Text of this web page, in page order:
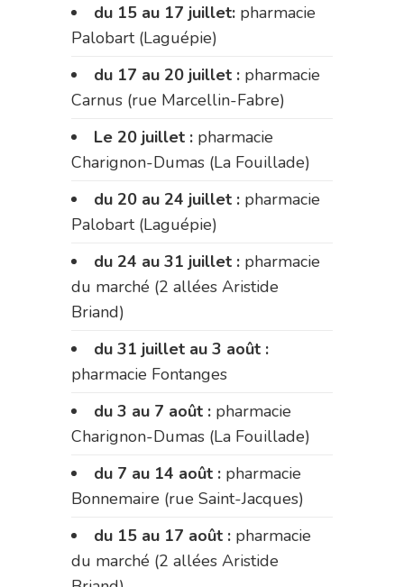
du 15 au 17 juillet: pharmacie
Palobart (Laguépie)
du 17 au 20 juillet : pharmacie
Carnus (rue Marcellin-Fabre)
Le 20 juillet : pharmacie
Charignon-Dumas (La Fouillade)
du 20 au 24 juillet : pharmacie
Palobart (Laguépie)
du 24 au 31 juillet : pharmacie
du marché (2 allées Aristide
Briand)
du 31 juillet au 3 août :
pharmacie Fontanges
du 3 au 7 août : pharmacie
Charignon-Dumas (La Fouillade)
du 7 au 14 août : pharmacie
Bonnemaire (rue Saint-Jacques)
du 15 au 17 août : pharmacie
du marché (2 allées Aristide